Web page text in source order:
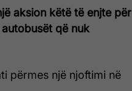
aksion këtë të enjte për
që nuk
përmes një njoftimi në